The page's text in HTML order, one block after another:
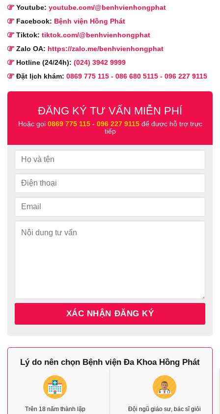
Youtube: youtube.com/@benhvienhongphat
Facebook: Bệnh viện Hồng Phát
Tiktok: tiktok.com/@benhvienhongphat
Zalo OA: https://zalo.me/benhvienhongphat
Hotline (24/24h): (024) 3942 9999
Đặt lịch khám: 0869 775 115 - 086 680 5115 - 096 227 9115
ĐĂNG KÝ TƯ VẤN MIỄN PHÍ
Hoặc gọi 0869 775 115- 096 227 9115 để được hỗ trợ trực
tiếp
Lý do nên chọn Bệnh viện Đa Khoa Hồng Phát
Trên 18 năm thành lập
Đội ngũ giáo sư, bác sĩ giỏi